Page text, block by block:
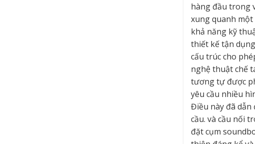
hàng đầu trong
xung quanh một
khả năng kỹ
thiết kế tận
cấu trúc cho
nghệ thuật chế
tương tự được
yêu cầu nhiều
Điều này đã dẫn
cầu. và cầu nối
đặt cụm